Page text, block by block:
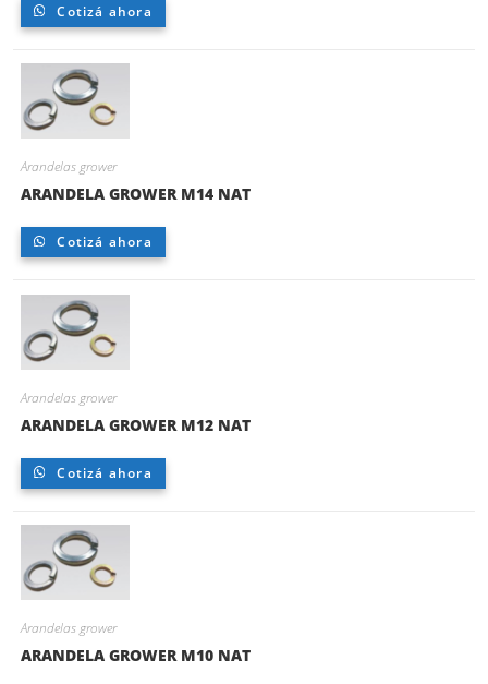
Cotizá ahora
Arandelas grower
ARANDELA GROWER M14 NAT
Cotizá ahora
Arandelas grower
ARANDELA GROWER M12 NAT
Cotizá ahora
Arandelas grower
ARANDELA GROWER M10 NAT